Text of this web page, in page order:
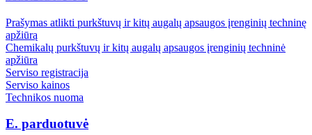
Prašymas atlikti purkštuvų ir kitų augalų apsaugos įrenginių techninę
apžiūrą
Chemikalų purkštuvų ir kitų augalų apsaugos įrenginių techninė
apžiūra
Serviso registracija
Serviso kainos
Technikos nuoma
E. parduotuvė